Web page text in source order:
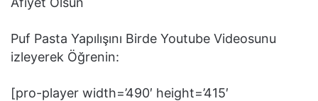
Puf Pasta Yapılışını Birde Youtube Videosunu
izleyerek Öğrenin:
[pro-player width=’490′ height=’415′